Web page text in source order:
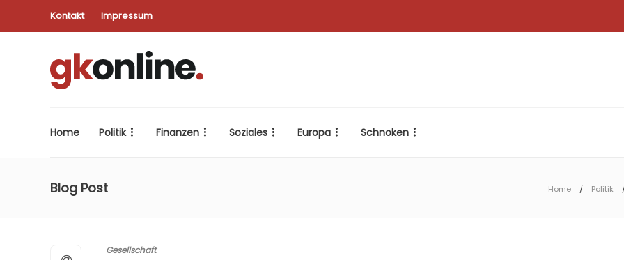
Kontakt Impressum
Home Politik Finanzen Soziales Europa Schnoken
Blog Post Home Politik
Gesellschaft